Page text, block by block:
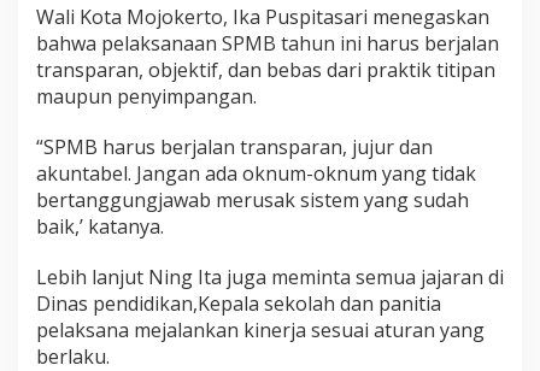
i
s
"
A
H
"
Wali Kota Mojokerto, Ika Puspitasari menegaskan
bahwa pelaksanaan SPMB tahun ini harus berjalan
transparan, objektif, dan bebas dari praktik titipan
maupun penyimpangan.
“SPMB harus berjalan transparan, jujur dan
akuntabel. Jangan ada oknum-oknum yang tidak
bertanggungjawab merusak sistem yang sudah
baik,’ katanya.
Lebih lanjut Ning Ita juga meminta semua jajaran di
Dinas pendidikan,Kepala sekolah dan panitia
pelaksana mejalankan kinerja sesuai aturan yang
berlaku.